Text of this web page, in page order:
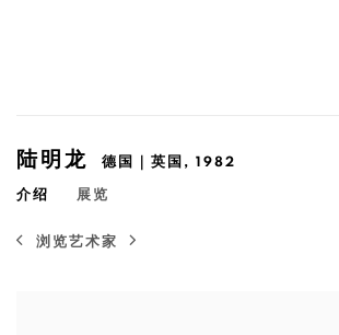
陆明龙 德国｜英国,1982
介绍 展览
浏览艺术家